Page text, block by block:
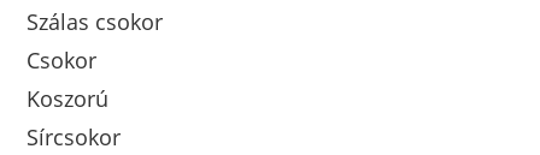
Szálas csokor
Csokor
Koszorú
Sírcsokor